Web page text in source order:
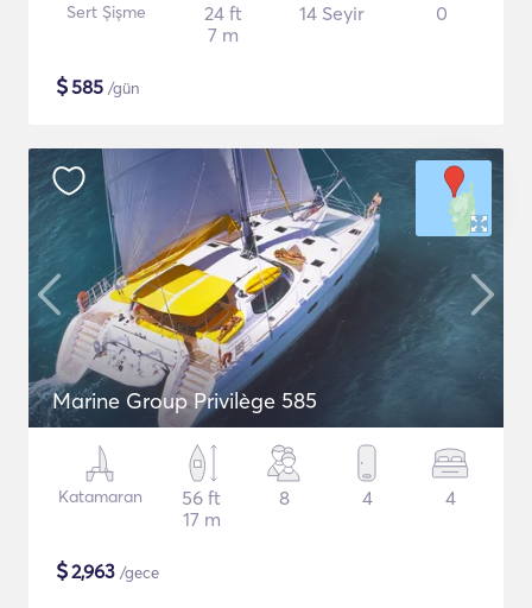
Sert Şişme
24 ft
7 m
14 Seyir 0
$585 /gün
Marine Group Privilège 585
Katamaran
56 ft
17 m
8 4 4
$2,963 /gece